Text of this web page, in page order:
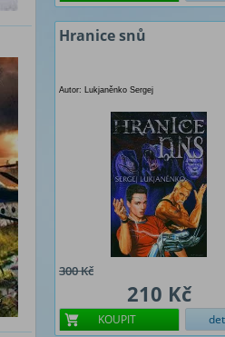
Hranice snů
Autor: Lukjaněnko Sergej
300 Kč
210 Kč
KOUPIT